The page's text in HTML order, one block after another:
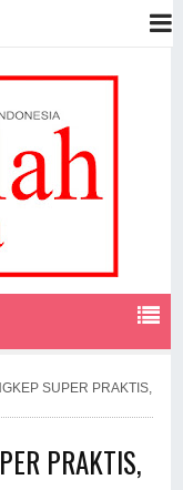
SUPER PRAKTIS,
PRAKTIS,